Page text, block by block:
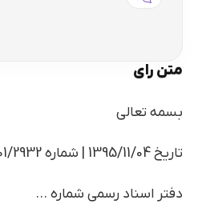
متن رای
بسمه تعالی
تاریخ 1395/11/04 | شماره 95001/2932
دفتر اسناد رسمی شماره …